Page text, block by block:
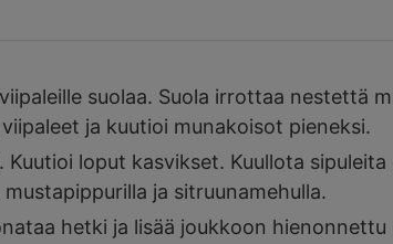
suolaa. Suola irrottaa nestettä
ja kuutioi munakoisot pieneksi.
loput kasvikset. Kuullota sipuleita
ja sitruunamehulla.
hetki ja lisää joukkoon hienonnettu